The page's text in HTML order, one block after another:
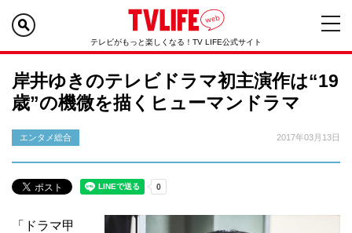
テレビがもっと楽しくなる！TV LIFE公式サイト
岸井ゆきのテレビドラマ初主演作は“19
歳”の機微を描くヒューマンドラマ
エンタメ総合 2017年03月13日
「ドラマ甲